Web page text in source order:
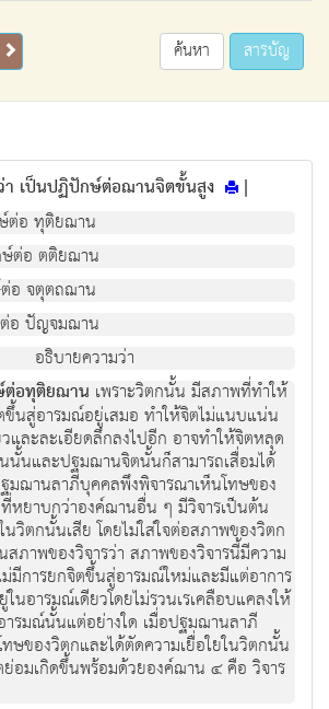
ค้นหา สารบัญ
เป็นปฏิปักษ์ต่อฌานจิตขั้นสูง |
ต่อ ทุติยฌาน
ต่อ ตติยฌาน
อ จตุตถฌาน
อ ปัญจมฌาน
อธิบายความว่า
อทุติยฌาน เพราะวิตกนั้น มีสภาพที่ทำให้
นสู่อารมณ์อยู่เสมอ ทำให้จิตไม่แนบแน่น
และละเอียดลึกลงไปอีก อาจทำให้จิตหลุด
นั้นและปฐมฌานจิตนั้นก็สามารถเสื่อมได้
มฌานลาภีบุคคลพึงพิจารณาเห็นโทษของ
หยาบกว่าองค์ฌานอื่น ๆ มีวิจารเป็นต้น
นวิตกนั้นเสีย โดยไม่ใส่ใจต่อสภาพของวิตก
ภาพของวิจารว่า สภาพของวิจารนี้มีความ
มีการยกจิตขึ้นสู่อารมณ์ใหม่และมีแต่อาการ
นอารมณ์เดียวโดยไม่รวนเรเคลือบแคลงให้
รมณ์นั้นแต่อย่างใด เมื่อปฐมฌานลาภี
ษของวิตกและได้ตัดความเยื่อใยในวิตกนั้น
อมเกิดขึ้นพร้อมด้วยองค์ฌาน ๔ คือ วิจาร